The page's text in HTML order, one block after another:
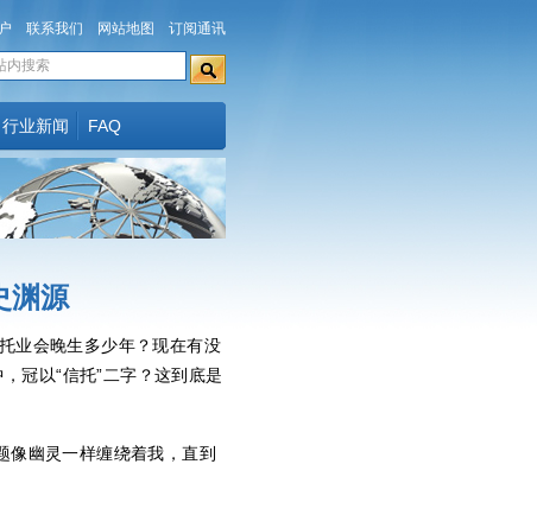
联系我们 网站地图 订阅通讯
行业新闻 FAQ
渊源
业会晚生多少年？现在有没
冠以“信托”二字？这到底是
像幽灵一样缠绕着我，直到